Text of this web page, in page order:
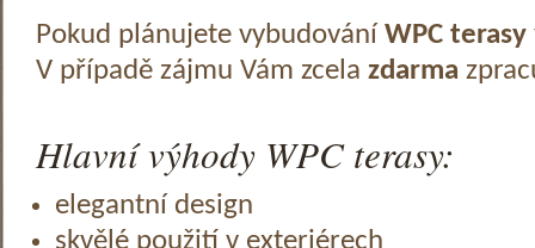
Pokud plánujete vybudování WPC terasy
V případě zájmu Vám zcela zdarma
Hlavní výhody WPC terasy:
elegantní design